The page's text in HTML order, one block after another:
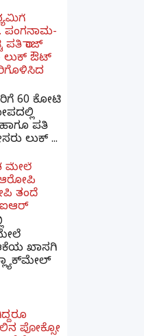
ಪಂಗನಾಮ-
ಪತಿ ರಾಜ್
ಲುಕ್ ಔಟ್
60 ಕೋಟಿ
ಪತಿ
ಲುಕ್ ...
ಮೇಲೆ
ಆರೋಪಿ
ತಂದೆ
ಖಾಸಗಿ
ಪೋಕ್ಸೋ